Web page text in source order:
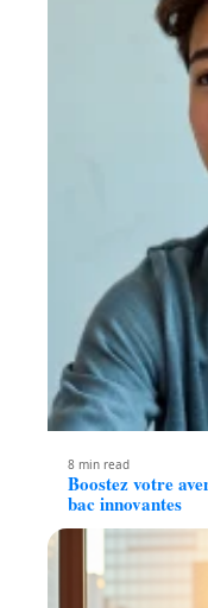
8 min read
Boostez votre
bac innovantes